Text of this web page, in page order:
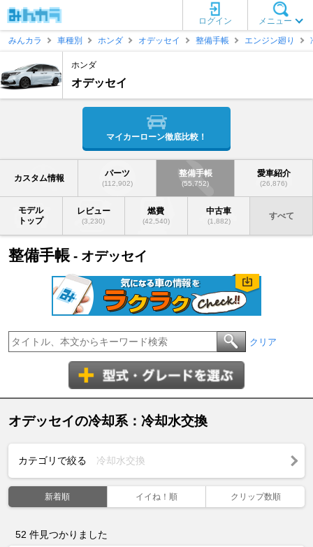
メニュー
ログイン
みんカラ
車種別 ホンダ オデッセイ 整備手帳 エンジン廻り
ホンダ
オデッセイ
マイカーローン徹底比較！
カスタム情報 パーツ
(112,902)
整備手帳
(55,752)
愛車紹介
(26,876)
モデル
トップ
レビュー
(3,230)
燃費
(42,540)
中古車
(1,882)
すべて
整備手帳 - オデッセイ
クリア
オデッセイの冷却系：冷却水交換
カテゴリで絞る 冷却水交換
新着順 イイね！順 クリップ数順
52 件見つかりました